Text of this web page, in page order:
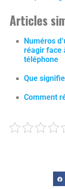
Articles
Numéros
réagir face
téléphone
Que
Comment